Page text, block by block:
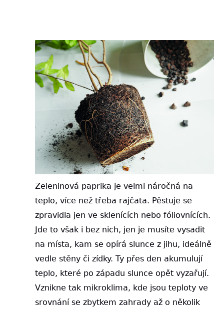
Zeleninová paprika je velmi náročná na
teplo, více než třeba rajčata. Pěstuje se
zpravidla jen ve sklenících nebo fóliovnících.
Jde to však i bez nich, jen je musíte vysadit
na místa, kam se opírá slunce z jihu, ideálně
vedle stěny či zídky. Ty přes den akumulují
teplo, které po západu slunce opět vyzařují.
Vznikne tak mikroklima, kde jsou teploty ve
srovnání se zbytkem zahrady až o několik